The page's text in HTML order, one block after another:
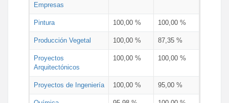
Empresas
Pintura 100,00 % 100,00 %
Producción Vegetal 100,00 % 87,35 %
Proyectos
Arquitectónicos
100,00 % 100,00 %
Proyectos de Ingeniería 100,00 % 95,00 %